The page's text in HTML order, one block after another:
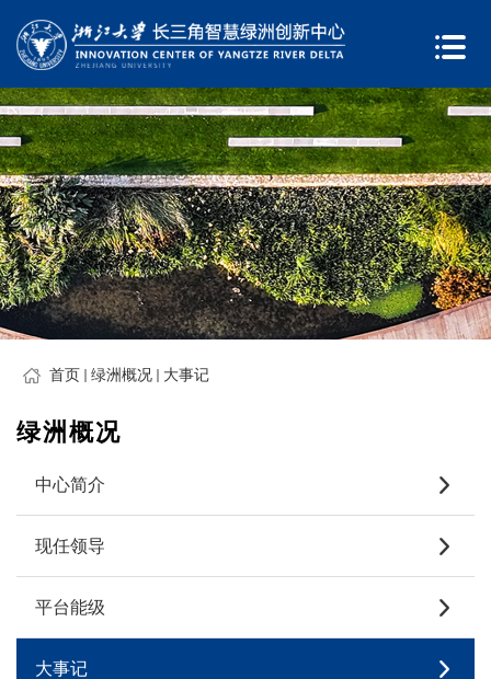
首页 绿洲概况 大事记
绿洲概况
中心简介
现任领导
平台能级
大事记